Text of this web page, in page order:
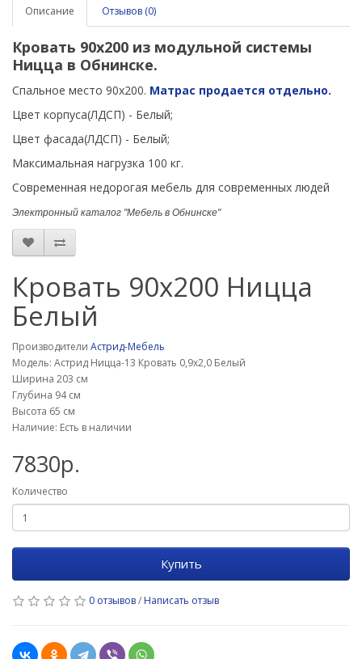
Описание Отзывов (0)
Кровать 90х200 из модульной системы
Ницца в Обнинске.
Спальное место 90х200. Матрас продается отдельно.
Цвет корпуса(ЛДСП) - Белый;
Цвет фасада(ЛДСП) - Белый;
Максимальная нагрузка 100 кг.
Современная недорогая мебель для современных людей
Электронный каталог "Мебель в Обнинске"
Кровать 90х200 Ницца
Белый
Производители Астрид-Мебель
Модель: Астрид Ницца-13 Кровать 0,9х2,0 Белый
Ширина 203 см
Глубина 94 см
Высота 65 см
Наличие: Есть в наличии
7830р.
Количество
Купить
0 отзывов/ Написать отзыв